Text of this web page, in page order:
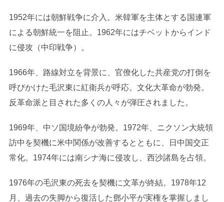
1952年には朝鮮戦争に介入。米韓軍を主体とする国連軍
による朝鮮統一を阻止。1962年にはチベットからインド
に侵攻（中印戦争）。
1966年、路線対立を背景に、官僚化した共産党の打倒を
呼びかけた毛沢東に紅衛兵が呼応。文化大革命が勃発。
反革命派と目された多くの人々が弾圧されました。
1969年、中ソ国境紛争が勃発。1972年、ニクソン大統領
訪中を契機に米中関係が改善するとともに、日中国交正
常化。1974年には南シナ海に侵攻し、西沙諸島を占領。
1976年の毛沢東の死去を契機に文革が終結。1978年12
月、過去の失脚から復活した鄧小平が実権を掌握しまし